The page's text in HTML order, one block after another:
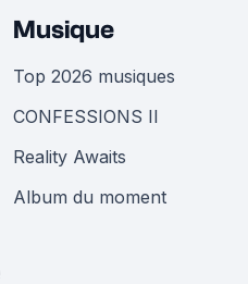
Musique
Top 2026 musiques
CONFESSIONS II
Reality Awaits
Album du moment